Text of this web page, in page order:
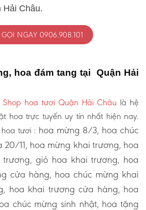
Hải Châu.
GỌI NGAY 0906.908.101
hoa đám tang tại Quận Hải
Shop hoa tươi Quận Hải Châu là hệ
hoa trực tuyến uy tín nhất hiện nay.
tươi : hoa mừng 8/3, hoa chúc
20/11, hoa mừng khai trương, hoa
giỏ hoa khai trương, hoa
cửa hàng, hoa chúc mừng khai
hoa khai trương cửa hàng, hoa
chúc mừng sinh nhật, hoa tặng